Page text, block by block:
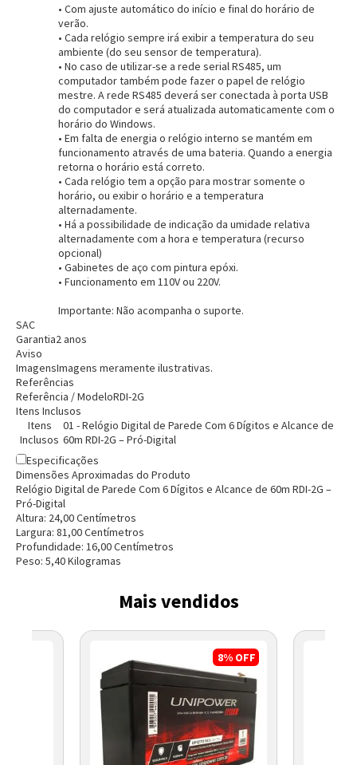
• Com ajuste automático do início e final do horário de
verão.
• Cada relógio sempre irá exibir a temperatura do seu
ambiente (do seu sensor de temperatura).
• No caso de utilizar-se a rede serial RS485, um
computador também pode fazer o papel de relógio
mestre. A rede RS485 deverá ser conectada à porta USB
do computador e será atualizada automaticamente com o
horário do Windows.
• Em falta de energia o relógio interno se mantém em
funcionamento através de uma bateria. Quando a energia
retorna o horário está correto.
• Cada relógio tem a opção para mostrar somente o
horário, ou exibir o horário e a temperatura
alternadamente.
• Há a possibilidade de indicação da umidade relativa
alternadamente com a hora e temperatura (recurso
opcional)
• Gabinetes de aço com pintura epóxi.
• Funcionamento em 110V ou 220V.
Importante: Não acompanha o suporte.
SAC
Garantia2 anos
Aviso
ImagensImagens meramente ilustrativas.
Referências
Referência / ModeloRDI-2G
Itens Inclusos
Itens
Inclusos
01 - Relógio Digital de Parede Com 6 Dígitos e Alcance de
60m RDI-2G – Pró-Digital
Especificações
Dimensões Aproximadas do Produto
Relógio Digital de Parede Com 6 Dígitos e Alcance de 60m RDI-2G –
Pró-Digital
Altura: 24,00Centímetros
Largura: 81,00Centímetros
Profundidade: 16,00Centímetros
Peso: 5,40Kilogramas
Mais vendidos
8% OFF